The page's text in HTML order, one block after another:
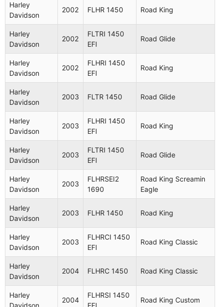
Davidson
1450 EFI
Classic
Harley
Davidson
1999
FLTRI
1450 EFI
Harley
Davidson
1999
FLHRI
1450 EFI
Harley
Davidson
FLHR
1450
Harley
Davidson
1999
FLTR
1450
Harley
Davidson
2000
FLHRCI
1450 EFI
Road King
Classic
Harley
Davidson
2000
FLHR
1450
Road King
Harley
Davidson
FLHRI
1450 EFI
Harley
Davidson
2000
FLTR
1450
Harley
Davidson
FLTRI
1450 EFI
Harley
Davidson
2001
FLHRCI
1450 EFI
Road King
Classic
Harley
Davidson
2002 FLHR 1450 Road King
Harley
Davidson
2002
FLTRI 1450
EFI
Road Glide
Harley
Davidson
2002
FLHRI 1450
EFI
Road King
Harley
Davidson
2003 FLTR 1450 Road Glide
Harley
Davidson
2003
FLHRI 1450
EFI
Road King
Harley
Davidson
2003
FLTRI 1450
EFI
Road Glide
Harley
Davidson
2003
FLHRSEI2
1690
Road King Screamin
Eagle
Harley
Davidson
2003 FLHR 1450 Road King
Harley
Davidson
2003
FLHRCI 1450
EFI
Road King Classic
Harley
Davidson
2004 FLHRC 1450 Road King Classic
Harley
Davidson
2004
FLHRSI 1450
EFI
Road King Custom